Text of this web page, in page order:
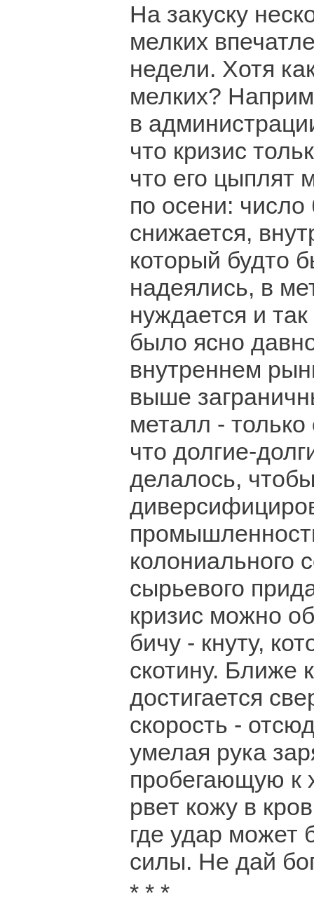
На закуску
мелких
недели. Хотя
мелких?
в
что кризис
что его цыплят
по осени:
снижается,
который будто
надеялись, в
нуждается и
было ясно
внутреннем
выше
металл -
что долгие-
делалось,
колониального
сырьевого
кризис можно
бичу - кнуту,
скотину. Ближе
достигается
скорость -
умелая рука
пробегающую к
рвет кожу в
где удар может
силы. Не дай
* * *